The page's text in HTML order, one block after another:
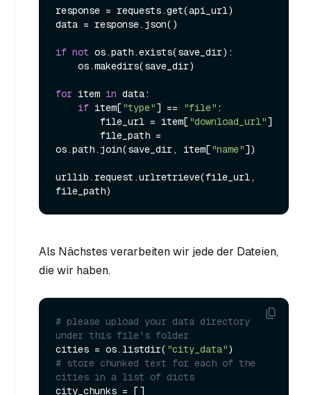
response = requests.get(api_url)
data = response.json()
if not os.path.exists(save_dir):
for item in data:
if item["type"] == "file" :
        file_url = item[
"download_url"]
os.path.join(save_dir, item["name"])
urllib.request.urlretrieve(file_url,
Als Nächstes verarbeiten wir jede der Dateien,
die wir haben.
# please upload your data directory
under this file's folder
cities = os.listdir( "city_data"
# store chunked text for each of the
cities in a list of dicts